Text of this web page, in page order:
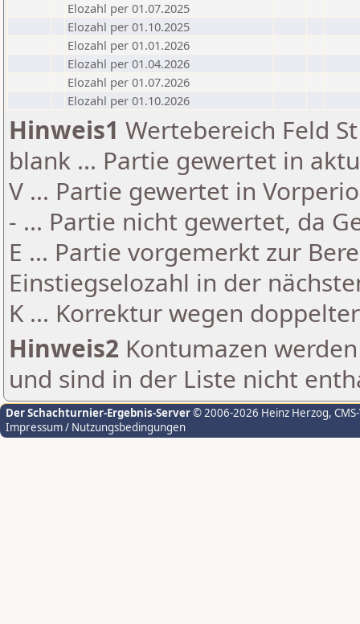
Elozahl per 01.07.2025
Elozahl per 01.10.2025
Elozahl per 01.01.2026
Elozahl per 01.04.2026
Elozahl per 01.07.2026
Elozahl per 01.10.2026
Hinweis1 Wertebereich Feld
blank ... Partie gewertet in
V ... Partie gewertet in
- ... Partie nicht gewertet, da
E ... Partie vorgemerkt zur
Einstiegselozahl in der
K ... Korrektur wegen
Hinweis2 Kontumazen
und sind in der Liste nicht
Der Schachturnier-Ergebnis-Server© 2006-2026 Heinz Herzog,
Impressum / Nutzungsbedingungen